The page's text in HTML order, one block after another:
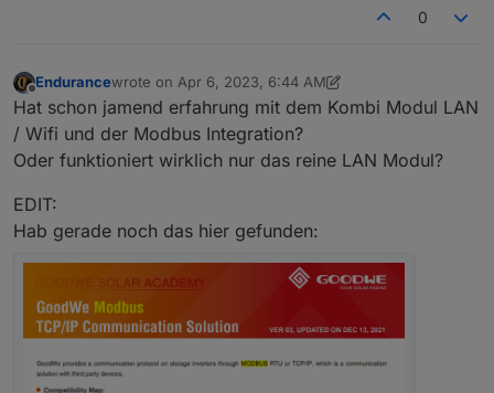
zu funktionieren aber so lange das Speicherproblem
ich noch hoffen?
0
Offline
Endurancewrote on Apr 6, 2023, 6:44 AM
last edited by Endurance Apr 6, 2023, 8:45 AM
Hat schon jamend erfahrung mit dem Kombi Modul LAN
/ Wifi und der Modbus Integration?
Oder funktioniert wirklich nur das reine LAN Modul?
EDIT:
Hab gerade noch das hier gefunden: